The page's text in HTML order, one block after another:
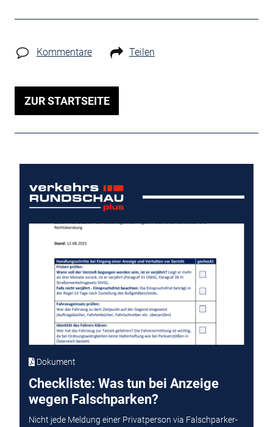
Kommentare Teilen
ZUR STARTSEITE
Dokument
Checkliste: Was tun bei Anzeige
wegen Falschparken?
Nicht jede Meldung einer Privatperson via Falschparker-